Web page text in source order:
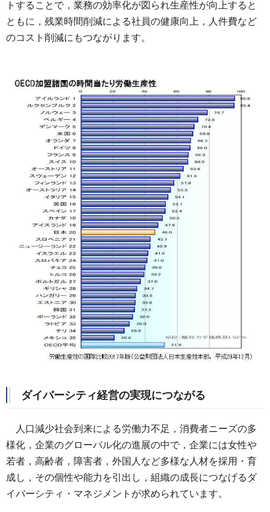
トすることで，業務の効率化が図られ生産性が向上すると
ともに，残業時間削減による社員の健康向上，人件費など
のコスト削減にもつながります。
ダイバーシティ経営の実現につながる
人口減少社会到来による労働力不足，消費者ニーズの多
様化，企業のグローバル化の進展の中で，企業には女性や
若者，高齢者，障害者，外国人など多様な人材を採用・育
成し，その個性や能力を引出し，組織の成長につなげるダ
イバーシティ・マネジメントが求められています。